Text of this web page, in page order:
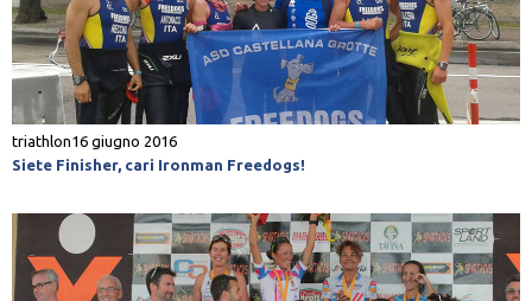
triathlon16 giugno 2016
Siete Finisher, cari Ironman Freedogs!